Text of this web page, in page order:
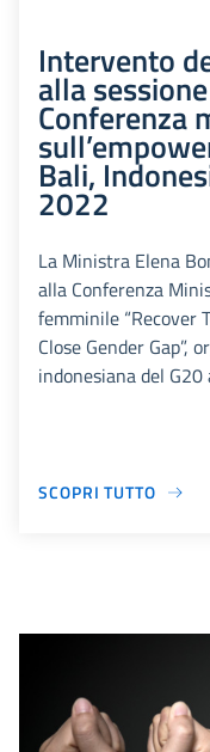
Intervento
alla
Conferenza
Bali,
2022
La Ministra Elena
alla Conferenza
femminile “Recover
Close Gender Gap”,
indonesiana del G20
SCOPRI TUTTO